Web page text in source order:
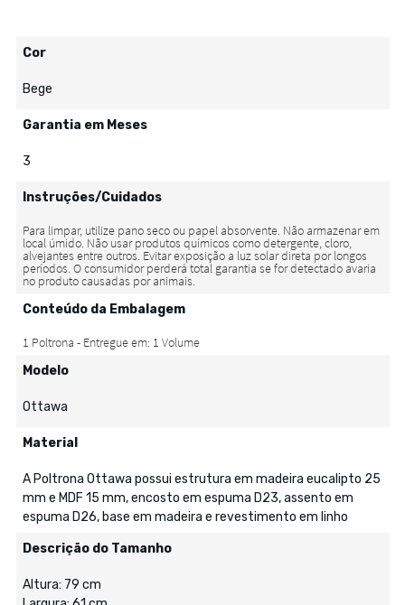
Cor
Bege
Garantia em Meses
3
Instruções/Cuidados
Conteúdo da Embalagem
Modelo
Ottawa
Material
A Poltrona Ottawa possui estrutura em madeira eucalipto 25
mm e MDF 15 mm, encosto em espuma D23, assento em
espuma D26, base em madeira e revestimento em linho
Descrição do Tamanho
Altura: 79 cm